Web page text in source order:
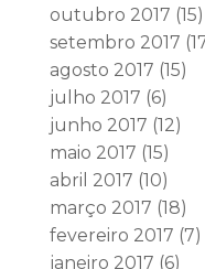
outubro 2017 (15)
setembro 2017
agosto 2017 (15)
julho 2017 (6)
junho 2017 (12)
maio 2017 (15)
abril 2017 (10)
março 2017 (18)
fevereiro 2017 (7)
janeiro 2017 (6)